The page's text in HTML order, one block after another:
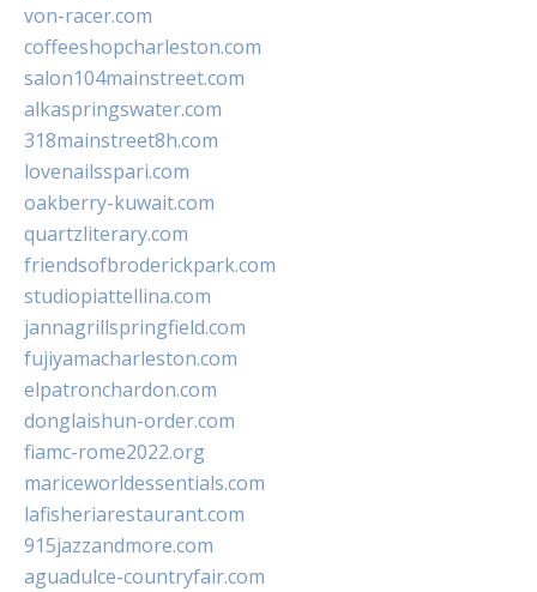
von-racer.com
coffeeshopcharleston.com
salon104mainstreet.com
alkaspringswater.com
318mainstreet8h.com
lovenailsspari.com
oakberry-kuwait.com
quartzliterary.com
friendsofbroderickpark.com
studiopiattellina.com
jannagrillspringfield.com
fujiyamacharleston.com
elpatronchardon.com
donglaishun-order.com
fiamc-rome2022.org
mariceworldessentials.com
lafisheriarestaurant.com
915jazzandmore.com
aguadulce-countryfair.com